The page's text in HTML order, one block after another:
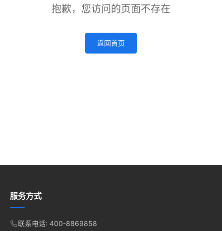
抱歉，您访问的页面不存在
返回首页
服务方式
联系电话: 400-8869858